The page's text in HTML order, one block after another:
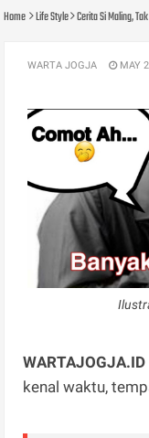
Home Life Style Cerita Si Maling,
WARTA JOGJA MAY
WARTAJOGJA.ID
kenal waktu,